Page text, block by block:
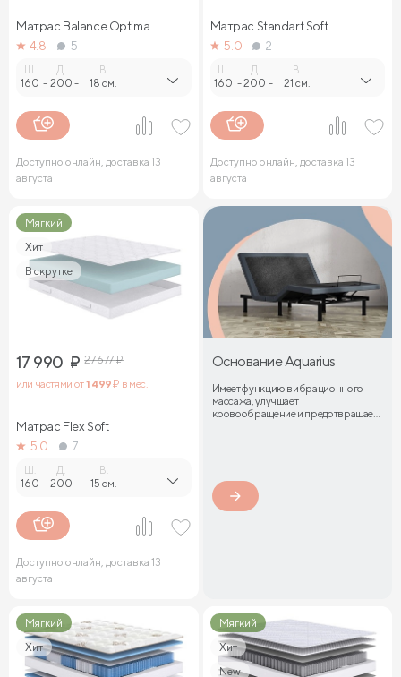
Матрас Balance Optima
4.8
5
Ш.
160 -
Д.
200 -
В.
18 см.
Доступно онлайн, доставка 13
августа
Матрас Standart Soft
5.0
2
Ш.
160 -
Д.
200 -
В.
21 см.
Доступно онлайн, доставка 13
августа
Мягкий
Хит
В скрутке
17 990 ₽ 27 677₽
или частями от1 499₽ в мес.
Матрас Flex Soft
5.0
7
160 -
Д.
200 -
В.
15 см.
Доступно онлайн, доставка 13
августа
Основание Aquarius
Имеет функцию вибрационного
массажа, улучшает
кровообращение и предотвращает
Мягкий
Хит
Мягкий
Хит
New